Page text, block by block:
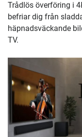
Trådlös överföring i
befriar dig från
häpnadsväckande
TV.